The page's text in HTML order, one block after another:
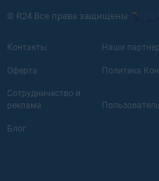
© R24 Все права защищены
Контакты Наши
Оферта Политика
Сотрудничество и
реклама
Блог